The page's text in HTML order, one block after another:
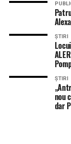
ȘTIRI
ȘTIRI
nou
dar